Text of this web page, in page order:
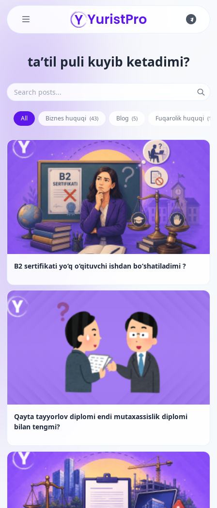
ta’til puli kuyib ketadimi?
All Biznes huquqi (43) Blog (5) Fuqarolik huquqi
B2 sertifikati yo‘q o‘qituvchi ishdan bo‘shatiladimi ?
Qayta tayyorlov diplomi endi mutaxassislik diplomi
bilan tengmi?